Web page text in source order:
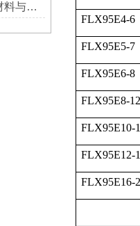
Tri-Clamp Gasket垫圈：材料与应用的全面指南
FLX95E4-6
FLX95E5-7
FLX95E6-8
FLX95E8-12
FLX95E10-
FLX95E12-
FLX95E16-